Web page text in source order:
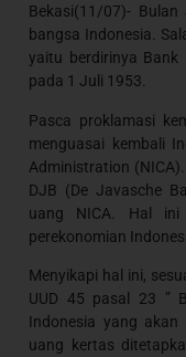
Bekasi(11/07)-
bangsa Indonesia.
yaitu berdirinya Bank
pada 1 Juli 1953.
Pasca proklamasi
menguasai kembali
Administration
DJB (De Javasche
uang NICA. Hal ini
perekonomian
Menyikapi hal ini,
UUD 45 pasal 23 ”
Indonesia yang akan
uang kertas